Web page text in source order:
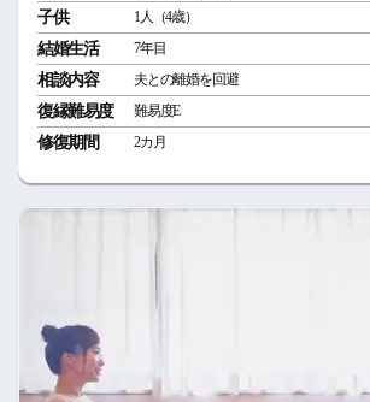
子供 1人（4歳）
結婚生活 7年目
相談内容 夫との離婚を回避
復縁難易度 難易度E
修復期間 2カ月